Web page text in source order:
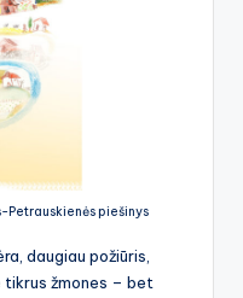
Petrauskienės piešinys
daugiau požiūris,
žmones – bet